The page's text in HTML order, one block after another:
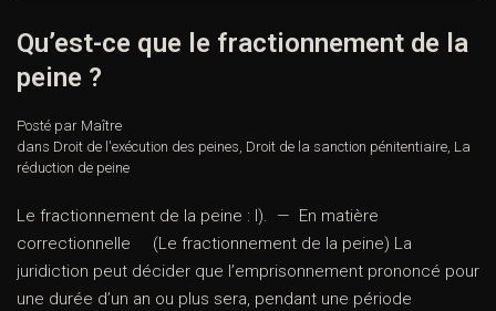
Qu’est-ce que le fractionnement de la
peine ?
Posté par Maître
dans Droit de l'exécution des peines, Droit de la sanction pénitentiaire, La
réduction de peine
Le fractionnement de la peine : I). — En matière
correctionnelle (Le fractionnement de la peine) La
juridiction peut décider que l’emprisonnement prononcé pour
une durée d’un an ou plus sera, pendant une période